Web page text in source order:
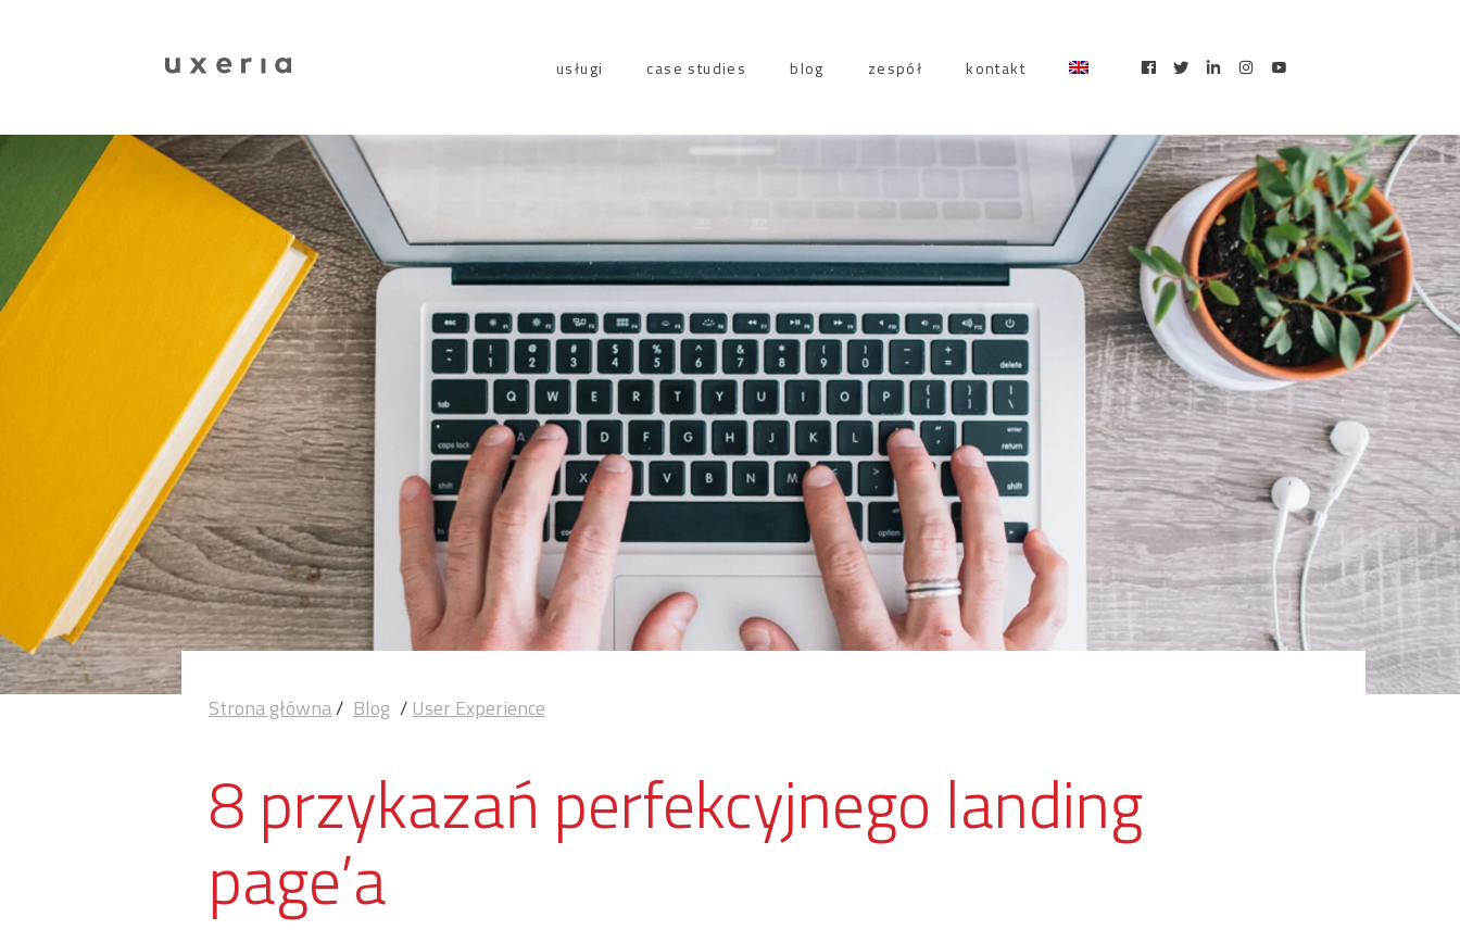
usługi case studies blog zespół kontakt
Strona główna/ Blog /User Experience
8 przykazań perfekcyjnego landing
page’a